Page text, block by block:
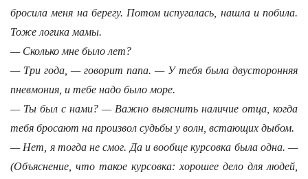
бросила меня на берегу. Потом испугалась, нашла и побила.
Тоже логика мамы.
— Сколько мне было лет?
— Три года, — говорит папа. — У тебя была двусторонняя
пневмония, и тебе надо было море.
— Ты был с нами? — Важно выяснить наличие отца, когда
тебя бросают на произвол судьбы у волн, встающих дыбом.
— Нет, я тогда не смог. Да и вообще курсовка была одна. —
(Объяснение, что такое курсовка: хорошее дело для людей,